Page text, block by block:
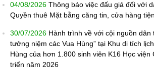
04/08/2026 Thông báo việc đấu giá đối với
Quyền thuê Mặt bằng căng tin, cửa hàng
30/07/2026 Hành trình về với cội nguồn dân
tưởng niệm các Vua Hùng” tại Khu di tích
Hùng của hơn 1.800 sinh viên K16 Học viện
triển năm 2026